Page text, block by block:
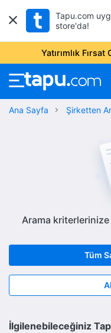
Tapu.com
store'da!
Yatırımlık
Ana Sayfa Şirketten
Arama
Tüm
İlgilenebileceğiniz